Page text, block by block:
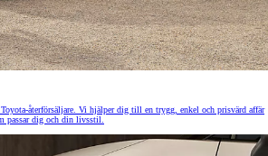
återförsäljare. Vi hjälper dig till en trygg, enkel och prisvärd affär
passar dig och din livsstil.